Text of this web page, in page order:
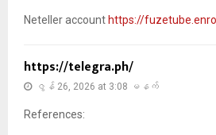
Neteller account https://
https://telegra.ph/
ဇွန် 26, 2026 at 3:08 မနက်
References: